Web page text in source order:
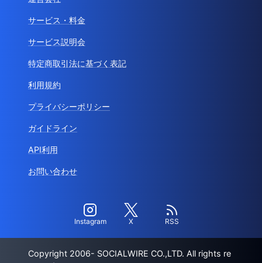
サービス・料金
サービス説明会
特定商取引法に基づく表記
利用規約
プライバシーポリシー
ガイドライン
API利用
お問い合わせ
Instagram X RSS
Copyright 2006- SOCIALWIRE CO.,LTD. All rights re